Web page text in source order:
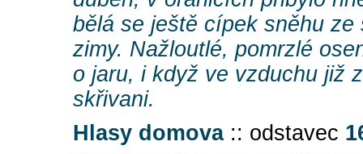
bělá se ještě cípek sněhu
zimy. Nažloutlé, pomrzlé
o jaru, i když ve vzduchu již
skřivani.
Hlasy domova:: odstavec